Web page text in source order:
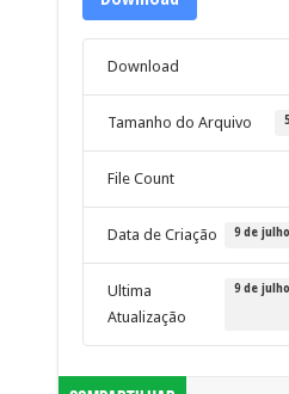
Download
Tamanho do Arquivo
File Count
Data de Criação 9 de
Ultima
Atualização
9 de